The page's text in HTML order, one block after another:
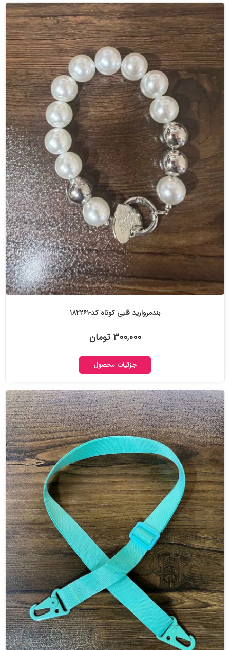
بندمروارید قلبی کوتاه کد-۱۸۲۲۶۱
۳۰۰,۰۰۰ تومان
جزئیات محصول